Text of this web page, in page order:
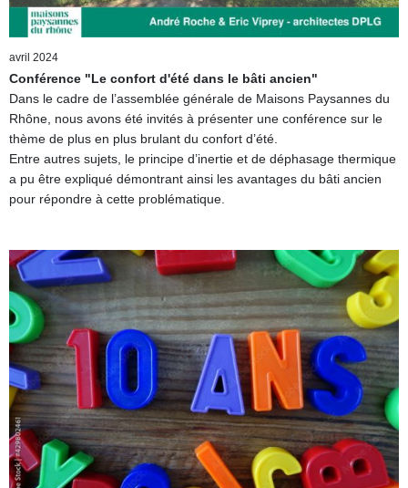
avril 2024
Conférence "Le confort d'été dans le bâti ancien"
Dans le cadre de l’assemblée générale de Maisons Paysannes du
Rhône, nous avons été invités à présenter une conférence sur le
thème de plus en plus brulant du confort d’été.
Entre autres sujets, le principe d’inertie et de déphasage thermique
a pu être expliqué démontrant ainsi les avantages du bâti ancien
pour répondre à cette problématique.